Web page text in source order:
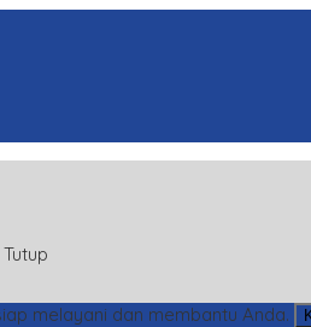
melayani dan membantu Anda.